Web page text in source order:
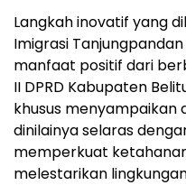
Langkah inovatif yang
Imigrasi
manfaat positif dari
II DPRD Kabupaten
khusus menyampaikan
dinilainya selaras
memperkuat
melestarikan